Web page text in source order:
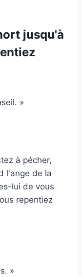
jusqu'à
»
à pécher,
l'ange de la
lui de vous
repentiez
»